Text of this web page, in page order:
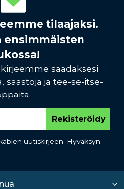
tilaajaksi.
ensimmäisten
saadaksesi
säästöjä ja tee-se-itse-
Rekisteröidy
uutiskirjeen. Hyväksyn